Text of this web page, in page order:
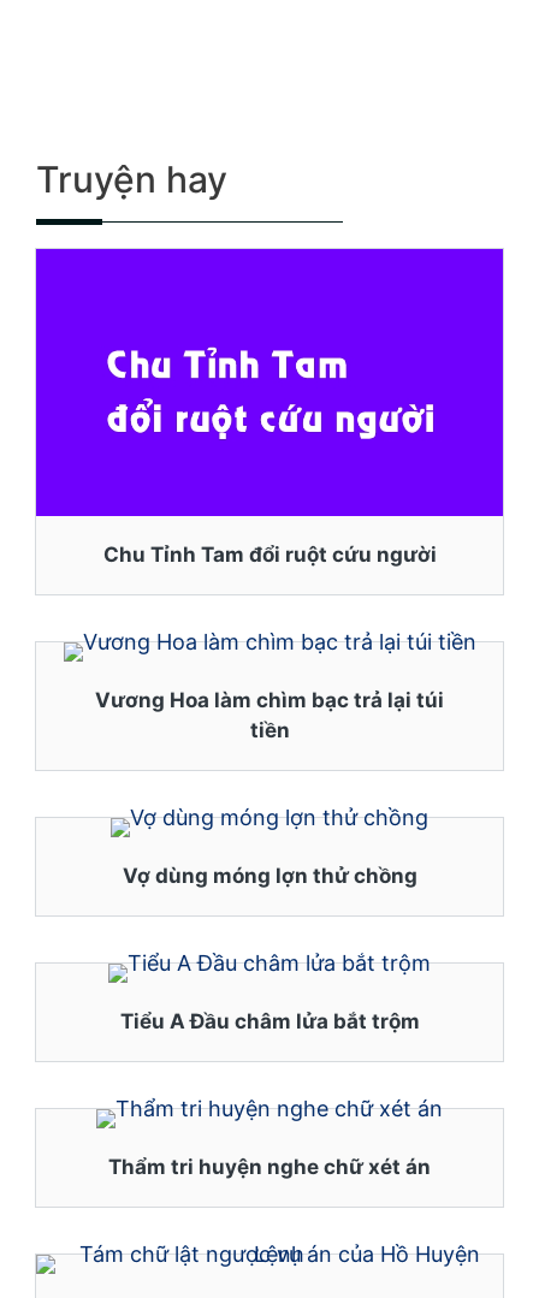
Truyện hay
Chu Tỉnh Tam đổi ruột cứu người
Vương Hoa làm chìm bạc trả lại túi
tiền
Vợ dùng móng lợn thử chồng
Tiểu A Đầu châm lửa bắt trộm
Thẩm tri huyện nghe chữ xét án